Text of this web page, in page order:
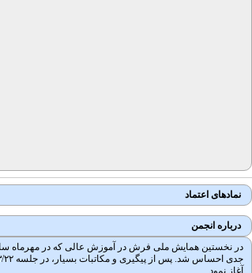
نمادهای اعتماد
درباره انجمن
آغاز نمود.